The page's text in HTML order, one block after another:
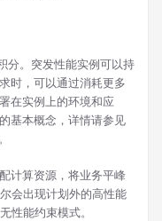
分。突发性能实例可以持
时，可以通过消耗更多
在实例上的环境和应
基本概念，详情请参见
计算资源，将业务平峰
会出现计划外的高性能
性能约束模式。